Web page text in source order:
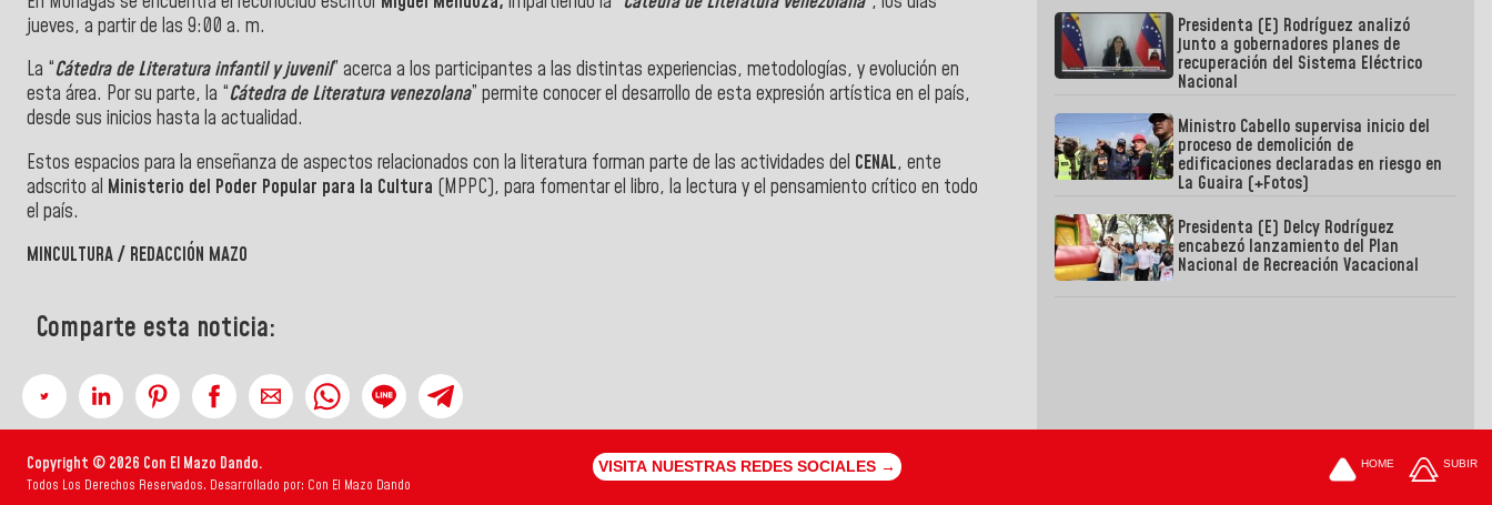
jueves, a partir de las 9:00 a. m.
La “Cátedra de Literatura infantil y juvenil” acerca a los participantes a las distintas experiencias, metodologías, y evolución en
esta área. Por su parte, la “Cátedra de Literatura venezolana” permite conocer el desarrollo de esta expresión artística en el país,
desde sus inicios hasta la actualidad.
Estos espacios para la enseñanza de aspectos relacionados con la literatura forman parte de las actividades del CENAL, ente
adscrito al Ministerio del Poder Popular para la Cultura (MPPC), para fomentar el libro, la lectura y el pensamiento crítico en todo
el país.
MINCULTURA / REDACCIÓN MAZO
Comparte esta noticia:
Presidenta (E) Rodríguez analizó
junto a gobernadores planes de
recuperación del Sistema Eléctrico
Nacional
Ministro Cabello supervisa inicio del
proceso de demolición de
edificaciones declaradas en riesgo en
La Guaira (+Fotos)
Presidenta (E) Delcy Rodríguez
encabezó lanzamiento del Plan
Nacional de Recreación Vacacional
Copyright © 2026 Con El Mazo Dando.
Todos Los Derechos Reservados. Desarrollado por: Con El Mazo Dando
VISITA NUESTRAS REDES SOCIALES → HOME SUBIR